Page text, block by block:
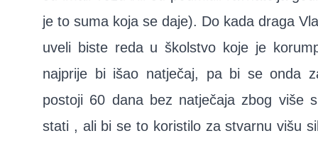
je to suma koja se daje). Do kada draga
uveli biste reda u školstvo koje je
najprije bi išao natječaj, pa bi se onda
postoji 60 dana bez natječaja zbog više
stati , ali bi se to koristilo za stvarnu višu